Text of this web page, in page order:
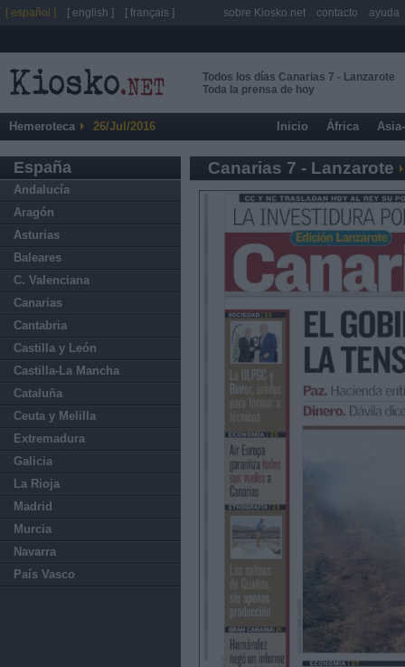
Todos los días Canarias 7 - Lanzarote
Toda la prensa de hoy
Hemeroteca 26/Jul/2016 Inicio África
España
Andalucía
Aragón
Asturias
Baleares
C. Valenciana
Canarias
Cantabria
Castilla y León
Castilla-La Mancha
Cataluña
Ceuta y Melilla
Extremadura
Galicia
La Rioja
Madrid
Murcia
Navarra
País Vasco
Canarias 7 - Lanzarote
[ español ] [ english ] [ français ] sobre Kiosko.net contacto ayuda